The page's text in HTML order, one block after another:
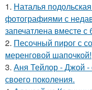
1. Наталья
фотографиями с
запечатлена вместе
2. Песочный пирог с
меренговой шапочкой!
3. Аня Тейлор - Джой -
своего поколения.